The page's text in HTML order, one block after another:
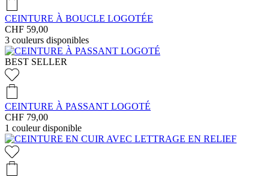
CEINTURE À BOUCLE LOGOTÉE
CHF 59,00
3 couleurs disponibles
BEST SELLER
CEINTURE À PASSANT LOGOTÉ
CHF 79,00
1 couleur disponible